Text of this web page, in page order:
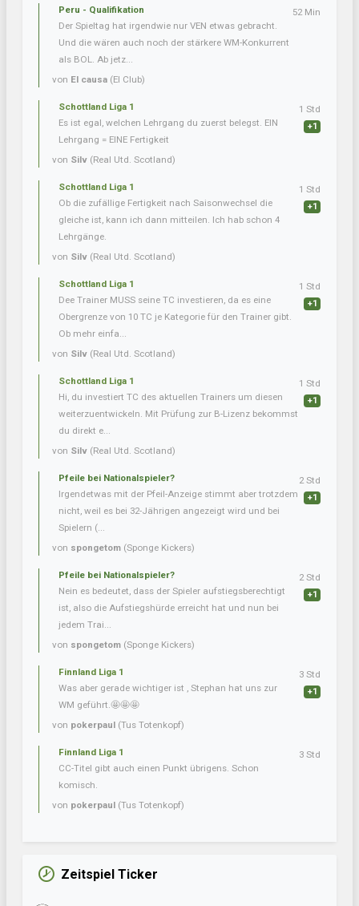
Peru - Qualifikation
Der Spieltag hat irgendwie nur VEN etwas gebracht.
Und die wären auch noch der stärkere WM-Konkurrent
als BOL. Ab jetz...
von El causa (El Club)
52 Min
Schottland Liga 1
Es ist egal, welchen Lehrgang du zuerst belegst. EIN
Lehrgang = EINE Fertigkeit
von Silv (Real Utd. Scotland)
1 Std
+1
Schottland Liga 1
Ob die zufällige Fertigkeit nach Saisonwechsel die
gleiche ist, kann ich dann mitteilen. Ich hab schon 4
Lehrgänge.
von Silv (Real Utd. Scotland)
1 Std
+1
Schottland Liga 1
Dee Trainer MUSS seine TC investieren, da es eine
Obergrenze von 10 TC je Kategorie für den Trainer gibt.
Ob mehr einfa...
von Silv (Real Utd. Scotland)
1 Std
+1
Schottland Liga 1
Hi, du investiert TC des aktuellen Trainers um diesen
weiterzuentwickeln. Mit Prüfung zur B-Lizenz bekommst
du direkt e...
von Silv (Real Utd. Scotland)
1 Std
+1
Pfeile bei Nationalspieler?
Irgendetwas mit der Pfeil-Anzeige stimmt aber trotzdem
nicht, weil es bei 32-Jährigen angezeigt wird und bei
Spielern (...
von spongetom (Sponge Kickers)
2 Std
+1
Pfeile bei Nationalspieler?
Nein es bedeutet, dass der Spieler aufstiegsberechtigt
ist, also die Aufstiegshürde erreicht hat und nun bei
jedem Trai...
von spongetom (Sponge Kickers)
2 Std
+1
Finnland Liga 1
Was aber gerade wichtiger ist , Stephan hat uns zur
WM geführt.🤩🤩🤩
von pokerpaul (Tus Totenkopf)
3 Std
+1
Finnland Liga 1
CC-Titel gibt auch einen Punkt übrigens. Schon
komisch.
von pokerpaul (Tus Totenkopf)
3 Std
Zeitspiel Ticker